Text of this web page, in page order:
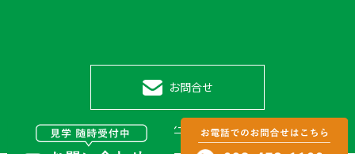
お問合せ
プライバシーポリシー